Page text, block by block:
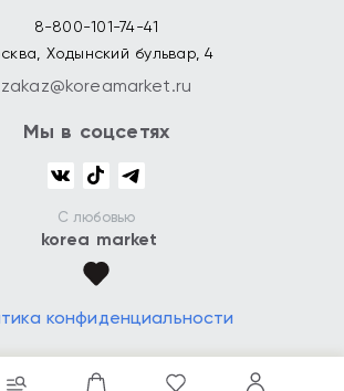
8-800-101-74-41
Ходынский бульвар, 4
zakaz@koreamarket.ru
Мы в соцсетях
С любовью
korea market
конфиденциальности